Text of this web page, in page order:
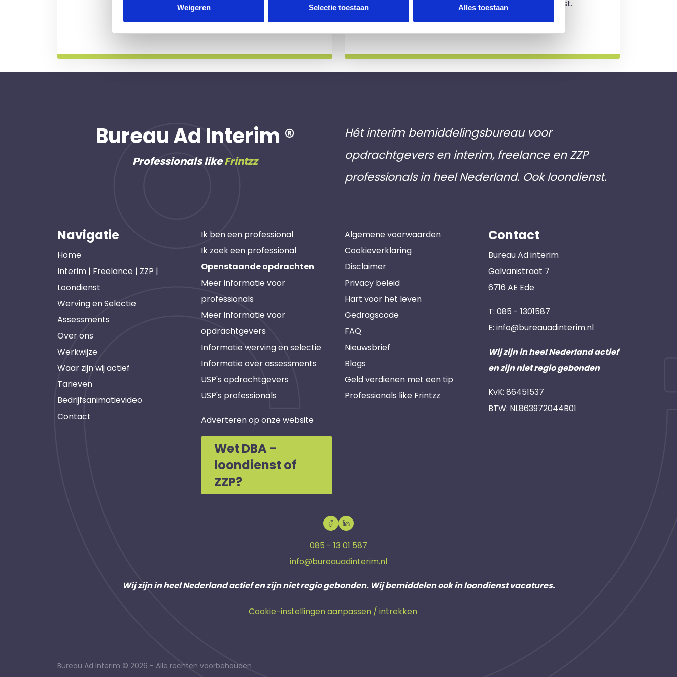
Weigeren Selectie toestaan Alles toestaan
professional voor u aan de slag gaat.
aan inschrijving en je zit nergens aan vast.
Bureau Ad Interim ®
Professionals likeFrintzz
Hét interim bemiddelingsbureau voor
opdrachtgevers en interim, freelance en ZZP
professionals in heel Nederland. Ook loondienst.
Navigatie
Home
Interim | Freelance | ZZP |
Loondienst
Werving en Selectie
Assessments
Over ons
Werkwijze
Waar zijn wij actief
Tarieven
Bedrijfsanimatievideo
Contact
Ik ben een professional
Ik zoek een professional
Openstaande opdrachten
Meer informatie voor
professionals
Meer informatie voor
opdrachtgevers
Informatie werving en selectie
Informatie over assessments
USP's opdrachtgevers
USP's professionals
Adverteren op onze website
Wet DBA -
loondienst of
ZZP?
Algemene voorwaarden
Cookieverklaring
Disclaimer
Privacy beleid
Hart voor het leven
Gedragscode
FAQ
Nieuwsbrief
Blogs
Geld verdienen met een tip
Professionals like Frintzz
Contact
Bureau Ad interim
Galvanistraat 7
6716 AE Ede
T: 085 - 1301587
E: info@bureauadinterim.nl
Wij zijn in heel Nederland actief
en zijn niet regio gebonden
KvK: 86451537
BTW: NL863972044B01
085 - 13 01 587
info@bureauadinterim.nl
Wij zijn in heel Nederland actief en zijn niet regio gebonden. Wij bemiddelen ook in loondienst vacatures.
Cookie-instellingen aanpassen / intrekken
Bureau Ad Interim © 2026 - Alle rechten voorbehouden